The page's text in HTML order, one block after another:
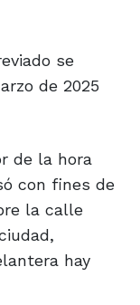
se
de 2025
de la hora
con fines de
la calle
hay